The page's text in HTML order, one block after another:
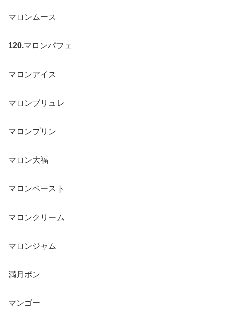
マロンムース
120.マロンパフェ
マロンアイス
マロンブリュレ
マロンプリン
マロン大福
マロンペースト
マロンクリーム
マロンジャム
満月ポン
マンゴー